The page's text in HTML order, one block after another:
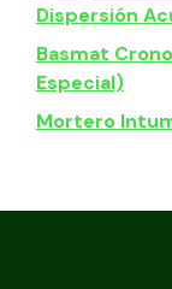
Dispersión
Basmat
Especial)
Mortero